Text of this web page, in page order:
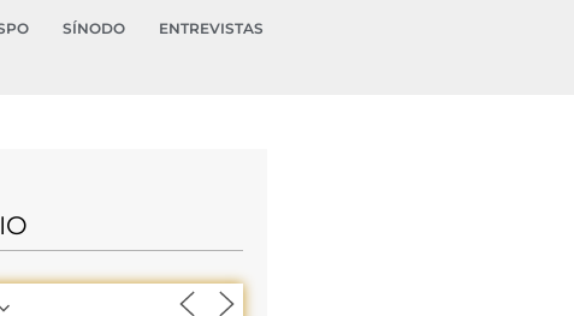
SÍNODO
ENTREVISTAS